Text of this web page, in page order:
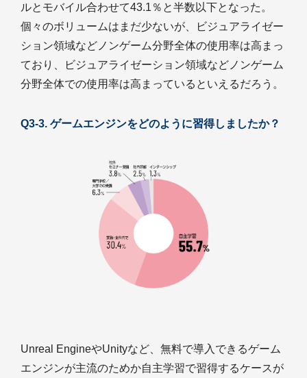
ルとモバイル合わせて43.1％と半数以下となった。
個々のボリュームはまだ少ないが、ビジュアライゼー
ション領域などノンゲーム分野全体の使用率は高まっ
ており、ビジュアライゼーション領域などノンゲーム
分野全体での使用率は高まっているといえるだろう。
Q3-3. ゲームエンジンをどのように習得しましたか？
Unreal EngineやUnityなど、無料で導入できるゲーム
エンジンが主流のためか自主学習で習得するケースが